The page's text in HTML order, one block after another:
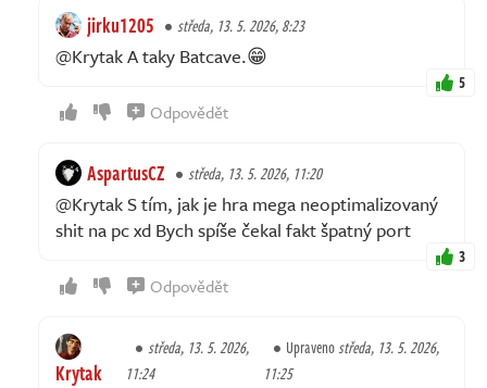
jirku1205 středa, 13. 5. 2026, 8:23
@Krytak A taky Batcave.😁
5
Odpovědět
AspartusCZ středa, 13. 5. 2026, 11:20
@Krytak S tím, jak je hra mega neoptimalizovaný
shit na pc xd Bych spíše čekal fakt špatný port
3
Odpovědět
Krytak
středa, 13. 5. 2026,
11:24
Upravenostředa, 13. 5. 2026,
11:25